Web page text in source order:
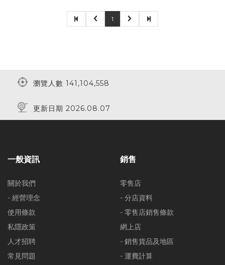
1
瀏覽人數 141,104,558
更新日期 2026.08.07
一般資訊
關於我們
- 經營理念
使用條款
私隱政策
人才招聘
常見問題
銷售
零售店
- 分店資料
- 零售店銷售條款
網上店
- 銷售貨品及地區
- 運費計算